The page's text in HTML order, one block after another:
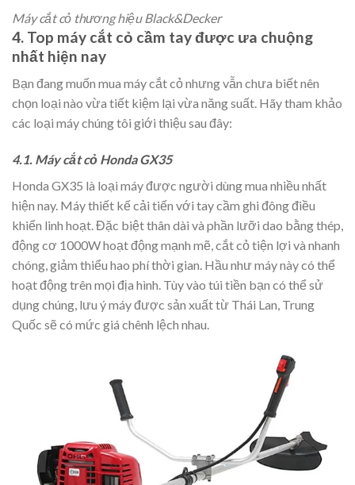
Máy cắt cỏ thương hiệu Black&Decker
4. Top máy cắt cỏ cầm tay được ưa chuộng
nhất hiện nay
Bạn đang muốn mua máy cắt cỏ nhưng vẫn chưa biết nên
chọn loại nào vừa tiết kiệm lại vừa năng suất. Hãy tham khảo
các loại máy chúng tôi giới thiệu sau đây:
4.1. Máy cắt cỏ Honda GX35
Honda GX35 là loại máy được người dùng mua nhiều nhất
hiện nay. Máy thiết kế cải tiến với tay cầm ghi đông điều
khiển linh hoạt. Đặc biệt thân dài và phần lưỡi dao bằng thép,
động cơ 1000W hoạt động mạnh mẽ, cắt cỏ tiện lợi và nhanh
chóng, giảm thiểu hao phí thời gian. Hầu như máy này có thể
hoạt động trên mọi địa hình. Tùy vào túi tiền bạn có thể sử
dụng chúng, lưu ý máy được sản xuất từ Thái Lan, Trung
Quốc sẽ có mức giá chênh lệch nhau.